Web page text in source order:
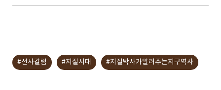
#선사칼럼 #지질시대 #지질박사가알려주는지구역사